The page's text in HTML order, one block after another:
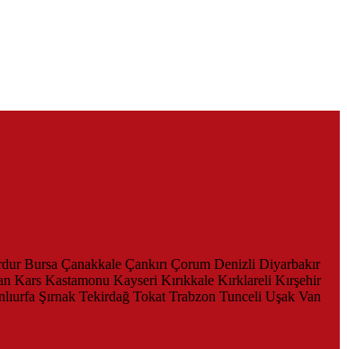
Bursa Çanakkale Çankırı Çorum Denizli Diyarbakır
Kars Kastamonu Kayseri Kırıkkale Kırklareli Kırşehir
Şırnak Tekirdağ Tokat Trabzon Tunceli Uşak Van